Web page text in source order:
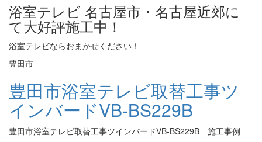
浴室テレビ 名古屋市・名古屋近郊に
て大好評施工中！
浴室テレビならおまかせください！
豊田市
豊田市浴室テレビ取替工事ツ
インバードVB-BS229B
豊田市浴室テレビ取替工事ツインバードVB-BS229B 施工事例